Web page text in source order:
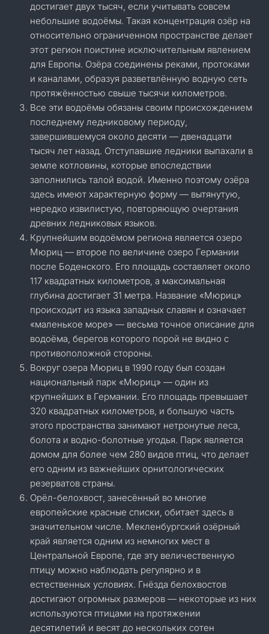
достигает двух тысяч, если учитывать совсем
небольшие водоёмы. Такая концентрация озёр на
относительно ограниченном пространстве делает
этот регион поистине исключительным явлением
для Европы. Озёра соединены реками, протоками
и каналами, образуя разветвлённую водную сеть
протяжённостью свыше тысячи километров.
Все эти водоёмы обязаны своим происхождением
последнему ледниковому периоду,
завершившемуся около десяти — двенадцати
тысяч лет назад. Отступавшие ледники выпахали в
земле котловины, которые впоследствии
заполнились талой водой. Именно поэтому озёра
здесь имеют характерную форму — вытянутую,
нередко извилистую, повторяющую очертания
древних ледниковых языков.
Крупнейшим водоёмом региона является озеро
Мюриц — второе по величине озеро Германии
после Боденского. Его площадь составляет около
117 квадратных километров, а максимальная
глубина достигает 31 метра. Название «Мюриц»
происходит из языка западных славян и означает
«маленькое море» — весьма точное описание для
водоёма, берегов которого порой не видно с
противоположной стороны.
Вокруг озера Мюриц в 1990 году был создан
национальный парк «Мюриц» — один из
крупнейших в Германии. Его площадь превышает
320 квадратных километров, и большую часть
этого пространства занимают нетронутые леса,
болота и водно-болотные угодья. Парк является
домом для более чем 280 видов птиц, что делает
его одним из важнейших орнитологических
резерватов страны.
Орёл-белохвост, занесённый во многие
европейские красные списки, обитает здесь в
значительном числе. Мекленбургский озёрный
край является одним из немногих мест в
Центральной Европе, где эту величественную
птицу можно наблюдать регулярно и в
естественных условиях. Гнёзда белохвостов
достигают огромных размеров — некоторые из них
используются птицами на протяжении
десятилетий и весят до нескольких сотен